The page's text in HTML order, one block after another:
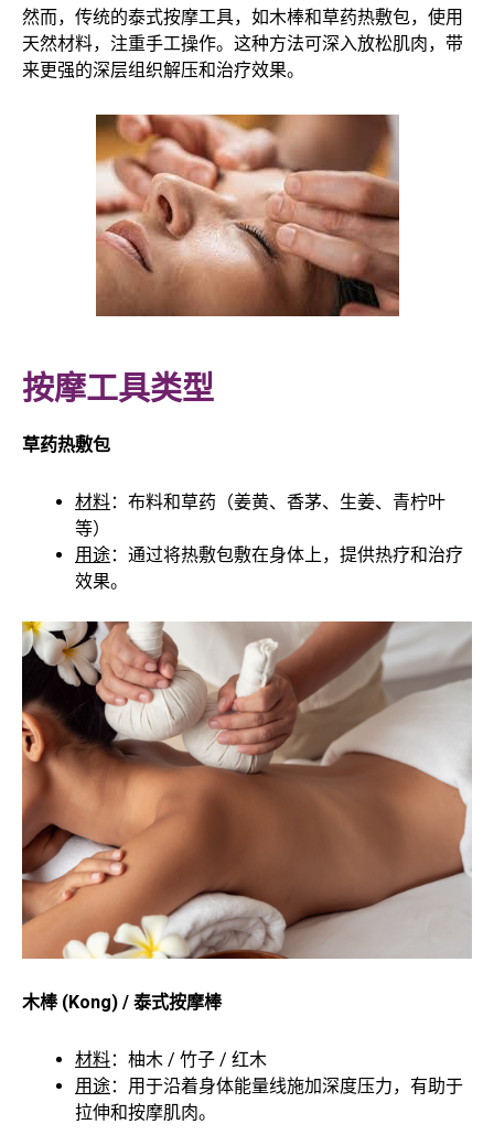
然而，传统的泰式按摩工具，如木棒和草药热敷包，使用
天然材料，注重手工操作。这种方法可深入放松肌肉，带
来更强的深层组织解压和治疗效果。
按摩工具类型
草药热敷包
材料：布料和草药（姜黄、香茅、生姜、青柠叶
等）
用途：通过将热敷包敷在身体上，提供热疗和治疗
效果。
木棒 (Kong) / 泰式按摩棒
材料：柚木 / 竹子 / 红木
用途：用于沿着身体能量线施加深度压力，有助于
拉伸和按摩肌肉。